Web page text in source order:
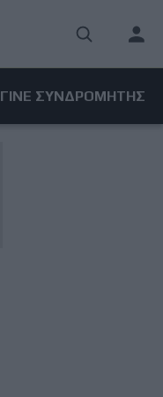
User
ΓΙΝΕ ΣΥΝΔΡΟΜΗΤΗΣ